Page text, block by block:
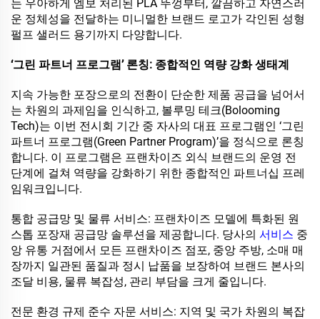
는 우아하게 엠보 처리된 PLA 뚜껑부터, 깔끔하고 자연스러
운 정체성을 전달하는 미니멀한 브랜드 로고가 각인된 성형
펄프 샐러드 용기까지 다양합니다.
‘그린 파트너 프로그램’ 론칭: 종합적인 역량 강화 생태계
지속 가능한 포장으로의 전환이 단순한 제품 공급을 넘어서
는 차원의 과제임을 인식하고, 볼루밍 테크(Bolooming
Tech)는 이번 전시회 기간 중 자사의 대표 프로그램인 ‘그린
파트너 프로그램(Green Partner Program)’을 정식으로 론칭
합니다. 이 프로그램은 프랜차이즈 외식 브랜드의 운영 전
단계에 걸쳐 역량을 강화하기 위한 종합적인 파트너십 프레
임워크입니다.
통합 공급망 및 물류 서비스: 프랜차이즈 모델에 특화된 원
스톱 포장재 공급망 솔루션을 제공합니다. 당사의 서비스 중
앙 유통 거점에서 모든 프랜차이즈 점포, 중앙 주방, 소매 매
장까지 일관된 품질과 정시 납품을 보장하여 브랜드 본사의
조달 비용, 물류 복잡성, 관리 부담을 크게 줄입니다.
전문 환경 규제 준수 자문 서비스: 지역 및 국가 차원의 복잡